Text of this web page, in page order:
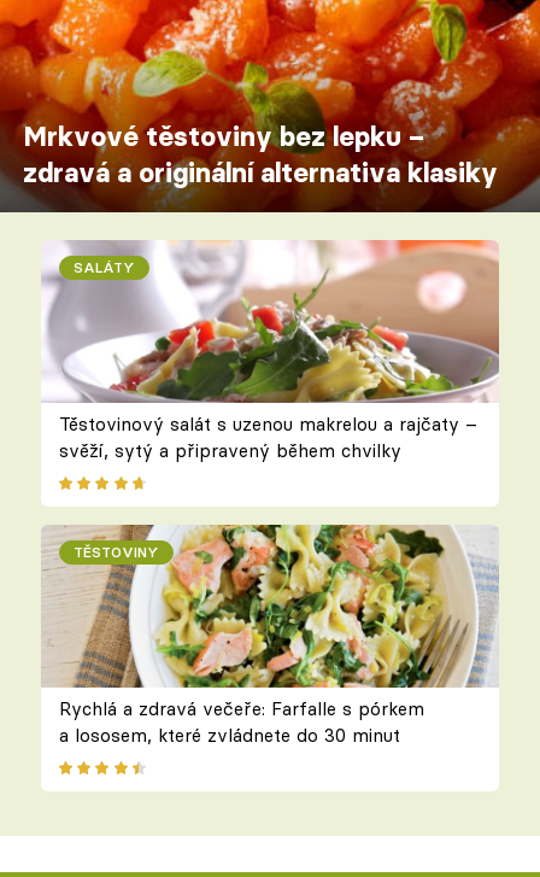
Mrkvové těstoviny bez lepku –
zdravá a originální alternativa klasiky
SALÁTY
Těstovinový salát s uzenou makrelou a rajčaty –
svěží, sytý a připravený během chvilky
TĚSTOVINY
Rychlá a zdravá večeře: Farfalle s pórkem
a lososem, které zvládnete do 30 minut